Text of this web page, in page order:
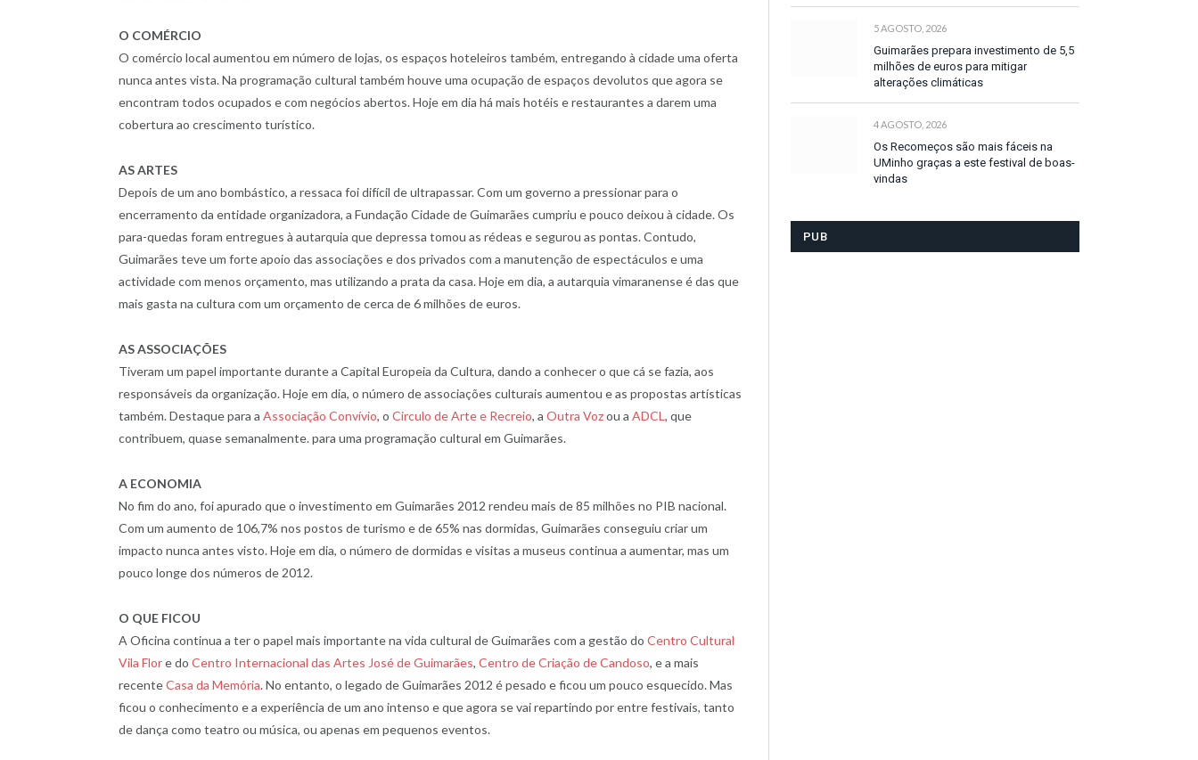
O COMÉRCIO
O comércio local aumentou em número de lojas, os espaços hoteleiros também, entregando à cidade uma oferta
nunca antes vista. Na programação cultural também houve uma ocupação de espaços devolutos que agora se
encontram todos ocupados e com negócios abertos. Hoje em dia há mais hotéis e restaurantes a darem uma
cobertura ao crescimento turístico.
AS ARTES
Depois de um ano bombástico, a ressaca foi difícil de ultrapassar. Com um governo a pressionar para o
encerramento da entidade organizadora, a Fundação Cidade de Guimarães cumpriu e pouco deixou à cidade. Os
para-quedas foram entregues à autarquia que depressa tomou as rédeas e segurou as pontas. Contudo,
Guimarães teve um forte apoio das associações e dos privados com a manutenção de espectáculos e uma
actividade com menos orçamento, mas utilizando a prata da casa. Hoje em dia, a autarquia vimaranense é das que
mais gasta na cultura com um orçamento de cerca de 6 milhões de euros.
AS ASSOCIAÇÕES
Tiveram um papel importante durante a Capital Europeia da Cultura, dando a conhecer o que cá se fazia, aos
responsáveis da organização. Hoje em dia, o número de associações culturais aumentou e as propostas artísticas
também. Destaque para a Associação Convívio, o Circulo de Arte e Recreio, a Outra Vozou a ADCL , que
contribuem, quase semanalmente. para uma programação cultural em Guimarães.
A ECONOMIA
No fim do ano, foi apurado que o investimento em Guimarães 2012 rendeu mais de 85 milhões no PIB nacional.
Com um aumento de 106,7% nos postos de turismo e de 65% nas dormidas, Guimarães conseguiu criar um
impacto nunca antes visto. Hoje em dia, o número de dormidas e visitas a museus continua a aumentar, mas um
pouco longe dos números de 2012.
O QUE FICOU
A Oficina continua a ter o papel mais importante na vida cultural de Guimarães com a gestão do Centro Cultural
Vila Flore do Centro Internacional das Artes José de Guimarães, Centro de Criação de Candoso, e a mais
recenteCasa da Memória. No entanto, o legado de Guimarães 2012 é pesado e ficou um pouco esquecido. Mas
ficou o conhecimento e a experiência de um ano intenso e que agora se vai repartindo por entre festivais, tanto
de dança como teatro ou música, ou apenas em pequenos eventos.
5 AGOSTO, 2026
Guimarães prepara investimento de 5,5
milhões de euros para mitigar
alterações climáticas
4 AGOSTO, 2026
Os Recomeços são mais fáceis na
UMinho graças a este festival de boas-
vindas
PUB